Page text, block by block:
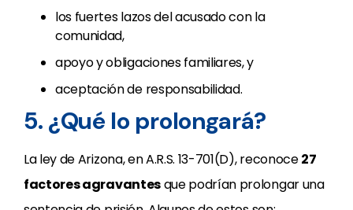
los fuertes lazos del acusado con la
comunidad,
apoyo y obligaciones familiares, y
aceptación de responsabilidad.
5. ¿Qué lo prolongará?
La ley de Arizona, en A.R.S. 13-701(D), reconoce27
factores agravantesque podrían prolongar una